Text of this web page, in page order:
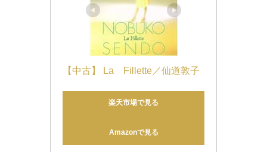
【中古】 La　Fillette／仙道敦子
楽天市場で見る
Amazonで見る